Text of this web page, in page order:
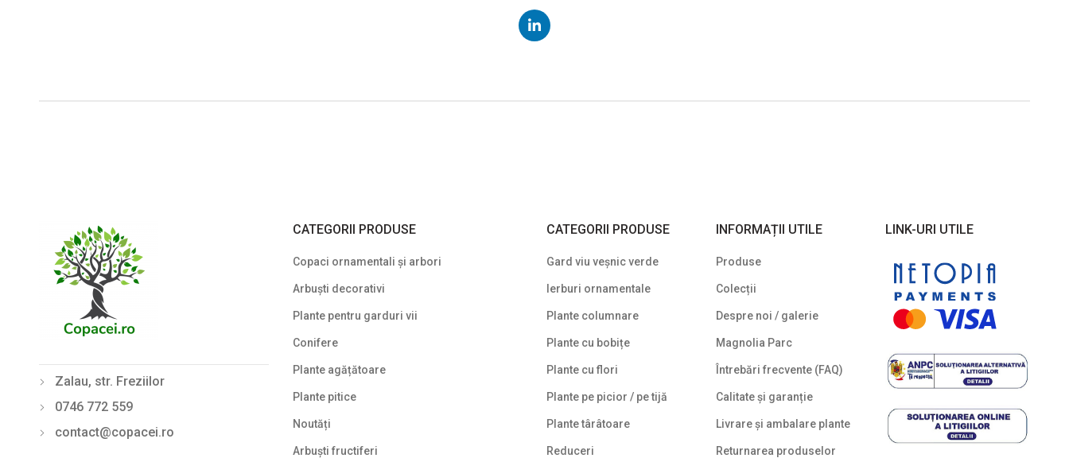
Zalau, str. Freziilor
0746 772 559
contact@copacei.ro
CATEGORII PRODUSE
Copaci ornamentali și arbori
Arbuști decorativi
Plante pentru garduri vii
Conifere
Plante agățătoare
Plante pitice
Noutăți
Arbuști fructiferi
CATEGORII PRODUSE
Gard viu veșnic verde
Ierburi ornamentale
Plante columnare
Plante cu bobițe
Plante cu flori
Plante pe picior / pe tijă
Plante târâtoare
Reduceri
INFORMAȚII UTILE
Produse
Colecții
Despre noi / galerie
Magnolia Parc
Întrebări frecvente (FAQ)
Calitate și garanție
Livrare și ambalare plante
Returnarea produselor
LINK-URI UTILE